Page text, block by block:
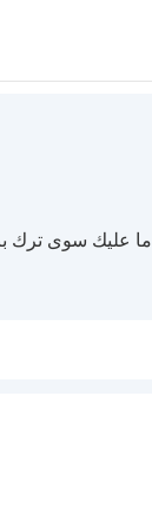
ما عليك سوى ترك